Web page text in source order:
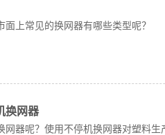
上常见的换网器有哪些类型呢？
换网器
器呢？使用不停机换网器对塑料